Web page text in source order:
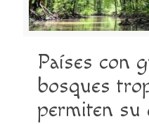
Países con
bosques
permiten su